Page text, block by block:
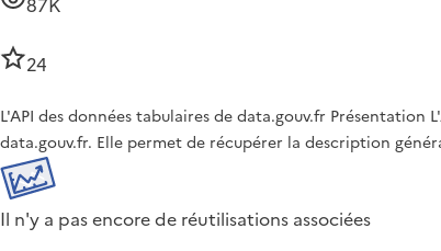
87K
24
L'API des données tabulaires de data.gouv.fr
data.gouv.fr. Elle permet de récupérer la description
Il n'y a pas encore de réutilisations associées